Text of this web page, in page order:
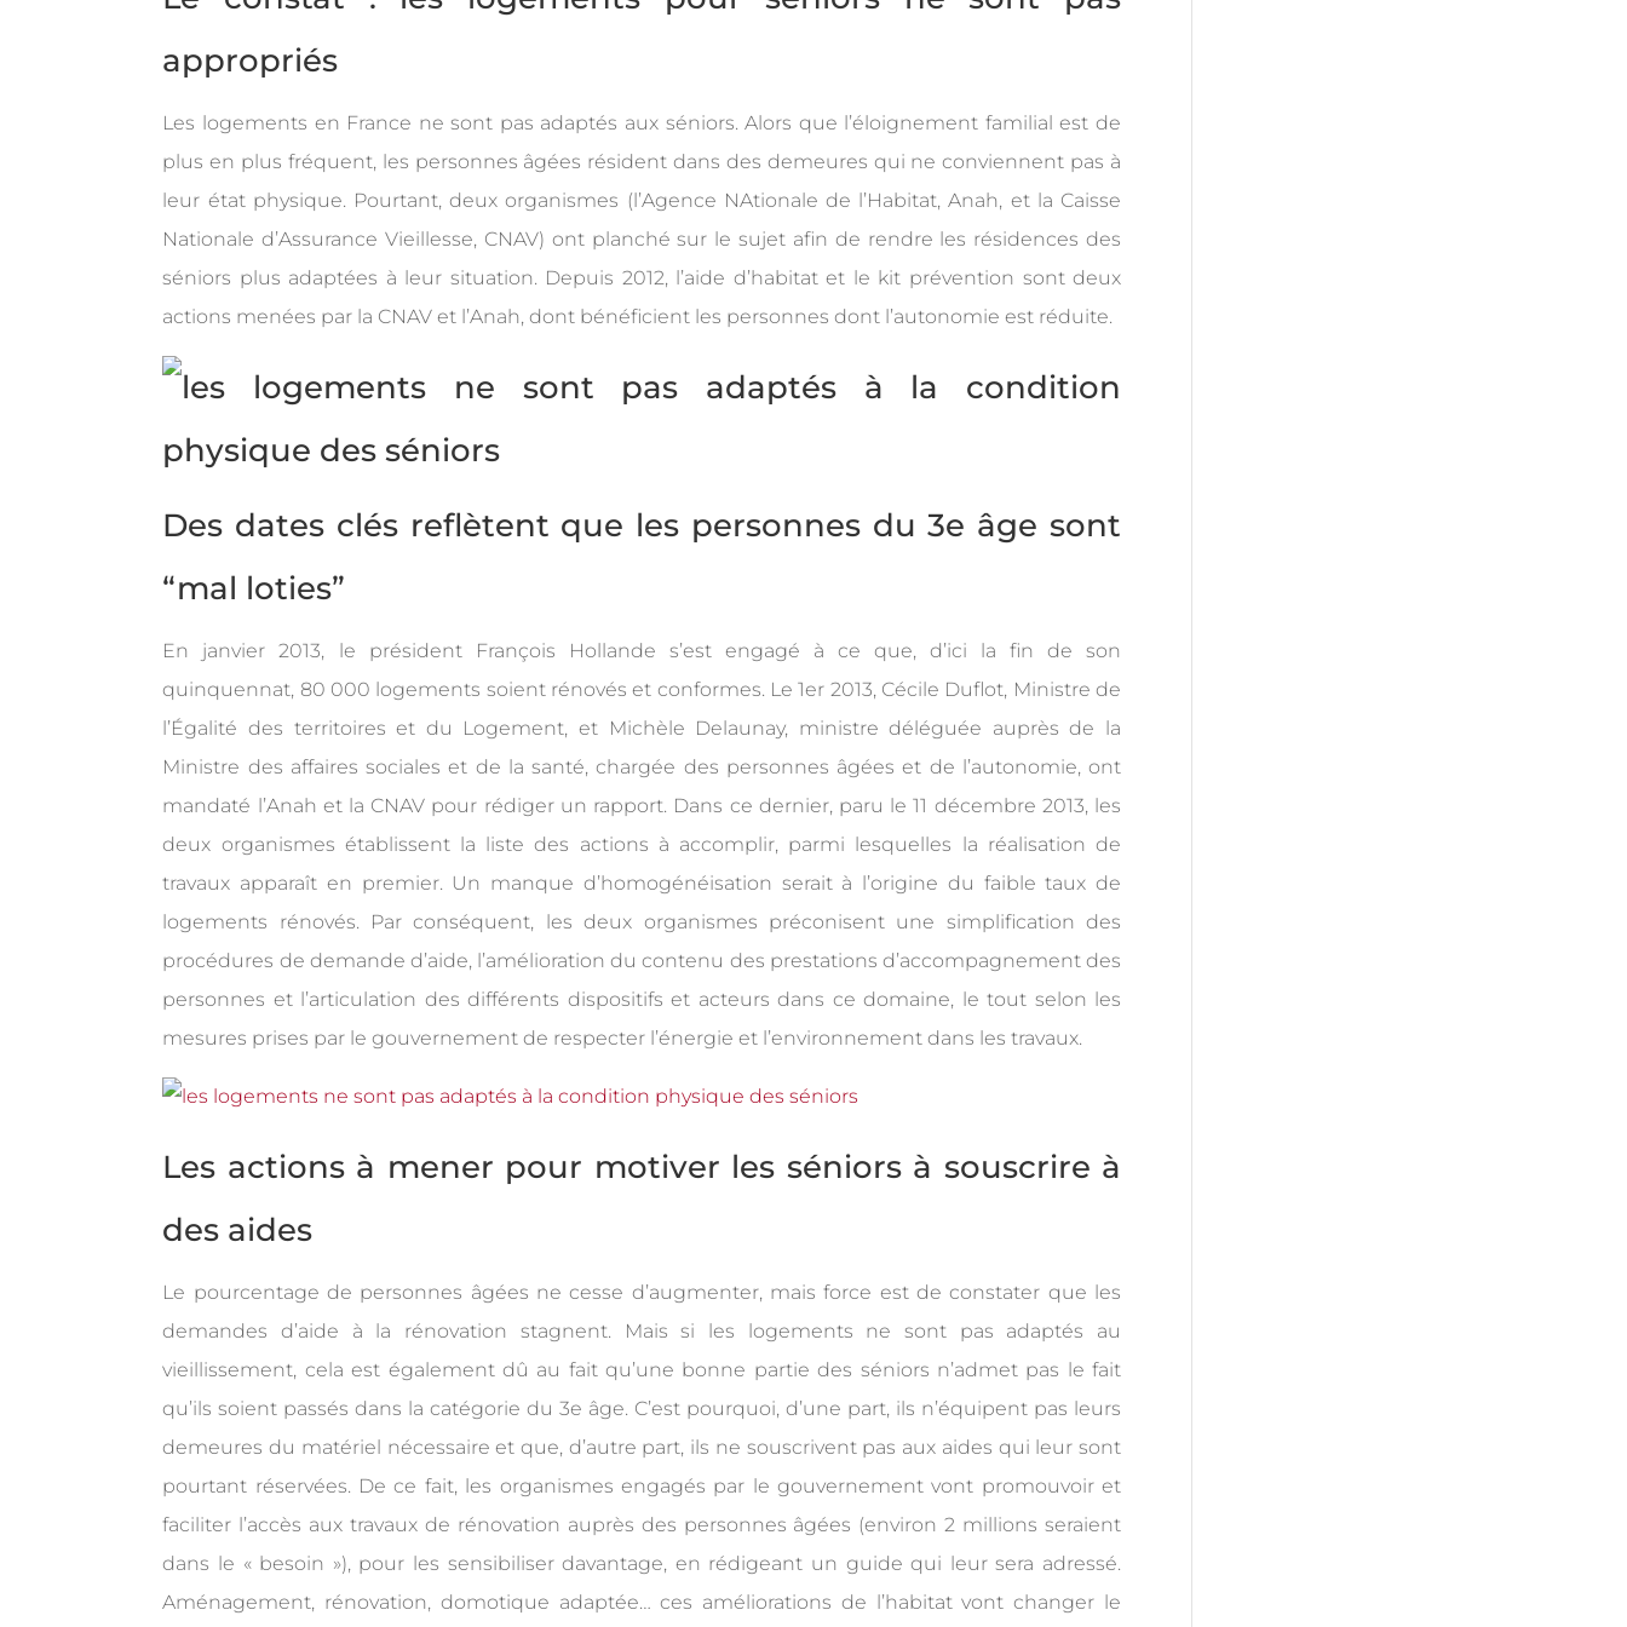
appropriés
Les logements en France ne sont pas adaptés aux séniors. Alors que l’éloignement familial est de
plus en plus fréquent, les personnes âgées résident dans des demeures qui ne conviennent pas à
leur état physique. Pourtant, deux organismes (l’Agence NAtionale de l’Habitat, Anah, et la Caisse
Nationale d’Assurance Vieillesse, CNAV) ont planché sur le sujet afin de rendre les résidences des
séniors plus adaptées à leur situation. Depuis 2012, l’aide d’habitat et le kit prévention sont deux
actions menées par la CNAV et l’Anah, dont bénéficient les personnes dont l’autonomie est réduite.
Des dates clés reflètent que les personnes du 3e âge sont
“mal loties”
En janvier 2013, le président François Hollande s’est engagé à ce que, d’ici la fin de son
quinquennat, 80 000 logements soient rénovés et conformes. Le 1er 2013, Cécile Duflot, Ministre de
l’Égalité des territoires et du Logement, et Michèle Delaunay, ministre déléguée auprès de la
Ministre des affaires sociales et de la santé, chargée des personnes âgées et de l’autonomie, ont
mandaté l’Anah et la CNAV pour rédiger un rapport. Dans ce dernier, paru le 11 décembre 2013, les
deux organismes établissent la liste des actions à accomplir, parmi lesquelles la réalisation de
travaux apparaît en premier. Un manque d’homogénéisation serait à l’origine du faible taux de
logements rénovés. Par conséquent, les deux organismes préconisent une simplification des
procédures de demande d’aide, l’amélioration du contenu des prestations d’accompagnement des
personnes et l’articulation des différents dispositifs et acteurs dans ce domaine, le tout selon les
mesures prises par le gouvernement de respecter l’énergie et l’environnement dans les travaux.
Les actions à mener pour motiver les séniors à souscrire à
des aides
Le pourcentage de personnes âgées ne cesse d’augmenter, mais force est de constater que les
demandes d’aide à la rénovation stagnent. Mais si les logements ne sont pas adaptés au
vieillissement, cela est également dû au fait qu’une bonne partie des séniors n’admet pas le fait
qu’ils soient passés dans la catégorie du 3e âge. C’est pourquoi, d’une part, ils n’équipent pas leurs
demeures du matériel nécessaire et que, d’autre part, ils ne souscrivent pas aux aides qui leur sont
pourtant réservées. De ce fait, les organismes engagés par le gouvernement vont promouvoir et
faciliter l’accès aux travaux de rénovation auprès des personnes âgées (environ 2 millions seraient
dans le « besoin »), pour les sensibiliser davantage, en rédigeant un guide qui leur sera adressé.
Aménagement, rénovation, domotique adaptée… ces améliorations de l’habitat vont changer le